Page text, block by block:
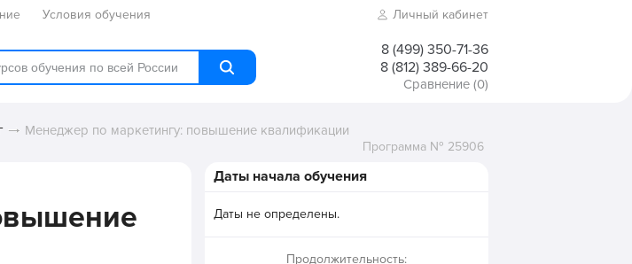
Условия обучения Личный кабинет
8 (499) 350-71-36
8 (812) 389-66-20
Сравнение (0)
Менеджер по маркетингу: повышение квалификации
Программа № 25906
Даты начала обучения
Даты не определены.
Продолжительность: